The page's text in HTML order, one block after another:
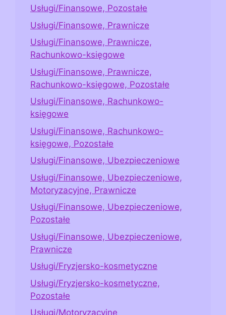
Usługi/Finansowe, Pozostałe
Usługi/Finansowe, Prawnicze
Usługi/Finansowe, Prawnicze,
Rachunkowo-księgowe
Usługi/Finansowe, Prawnicze,
Rachunkowo-księgowe, Pozostałe
Usługi/Finansowe, Rachunkowo-
księgowe
Usługi/Finansowe, Rachunkowo-
księgowe, Pozostałe
Usługi/Finansowe, Ubezpieczeniowe
Usługi/Finansowe, Ubezpieczeniowe,
Motoryzacyjne, Prawnicze
Usługi/Finansowe, Ubezpieczeniowe,
Pozostałe
Usługi/Finansowe, Ubezpieczeniowe,
Prawnicze
Usługi/Fryzjersko-kosmetyczne
Usługi/Fryzjersko-kosmetyczne,
Pozostałe
Usługi/Motoryzacyjne